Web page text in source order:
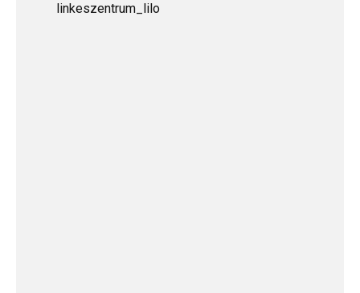
linkeszentrum_lilo